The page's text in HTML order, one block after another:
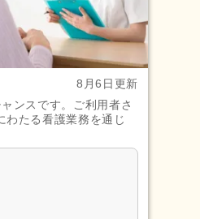
(34)
休暇(45)
あり (248)
(36)
8月6日更新
ンスです。ご利用者さ
わたる看護業務を通じ